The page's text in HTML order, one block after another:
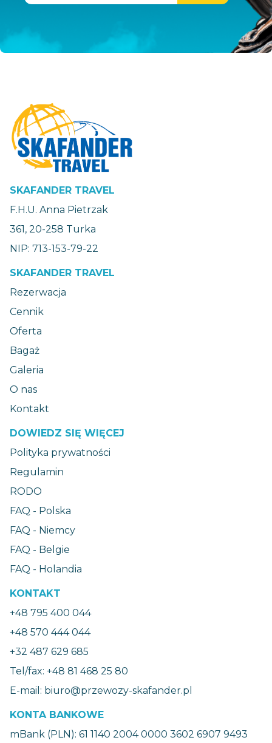
SKAFANDER TRAVEL
F.H.U. Anna Pietrzak
361, 20-258 Turka
NIP: 713-153-79-22
SKAFANDER TRAVEL
Rezerwacja
Cennik
Oferta
Bagaż
Galeria
O nas
Kontakt
DOWIEDZ SIĘ WIĘCEJ
Polityka prywatności
Regulamin
RODO
FAQ - Polska
FAQ - Niemcy
FAQ - Belgie
FAQ - Holandia
KONTAKT
+48 795 400 044
+48 570 444 044
+32 487 629 685
Tel/fax: +48 81 468 25 80
E-mail: biuro@przewozy-skafander.pl
KONTA BANKOWE
mBank (PLN): 61 1140 2004 0000 3602 6907 9493